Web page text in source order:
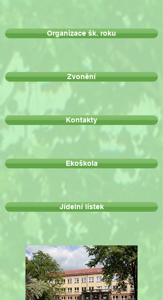
Organizace šk. roku
Zvonění
Kontakty
Ekoškola
Jídelní lístek